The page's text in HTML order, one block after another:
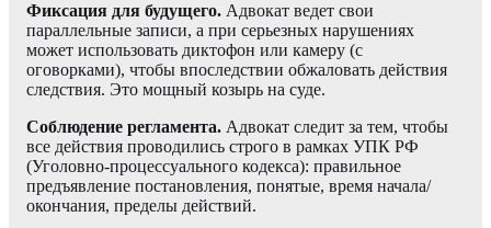
Фиксация для будущего. Адвокат ведет свои
параллельные записи, а при серьезных нарушениях
может использовать диктофон или камеру (с
оговорками), чтобы впоследствии обжаловать действия
следствия. Это мощный козырь на суде.
Соблюдение регламента. Адвокат следит за тем, чтобы
все действия проводились строго в рамках УПК РФ
(Уголовно-процессуального кодекса): правильное
предъявление постановления, понятые, время начала/
окончания, пределы действий.